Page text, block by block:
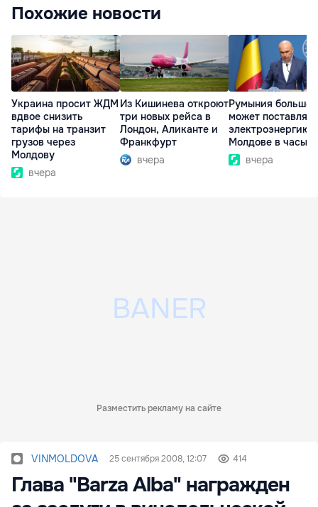
Похожие новости
Украина просит ЖДМ
вдвое снизить
тарифы на транзит
грузов через
Молдову
вчера
Из Кишинева откроют
три новых рейса в
Лондон, Аликанте и
Франкфурт
вчера
Румыния больше
может поставлять
электроэнергию
Молдове в часы
вчера
Разместить рекламу на сайте
VINMOLDOVA 25 сентября 2008, 12:07 414
Глава "Barza Albа" награжден